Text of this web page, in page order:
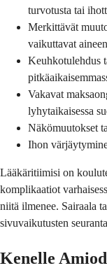
turvotusta tai
Merkittävät
vaikuttavat
Keuhkotulehdus
Vakavat
lyhytaikaisessa
Näkömuutokset
Ihon
Lääkäritiimisi on
komplikaatiot
niitä ilmenee. Sairaala
sivuvaikutusten
Kenelle